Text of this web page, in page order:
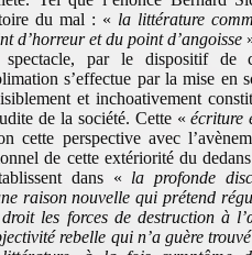
du mal : « la littérature
d’horreur et du point d’angoisse
par le dispositif de
s’effectue par la mise en
et inchoativement
de la société. Cette «écriture
cette perspective avec
de cette extériorité du
dans « la profonde
raison nouvelle qui prétend
les forces de destruction à
rebelle qui n’a guère